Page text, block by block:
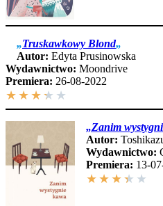
„Truskawkowy Blond„
Autor: Edyta Prusinowska
Wydawnictwo: Moondrive
Premiera: 26-08-2022
★ ★ ★ ★ ★
„Zanim
Autor:
Wydawnictwo:
Premiera: 13-
★ ★ ★ ★ ★